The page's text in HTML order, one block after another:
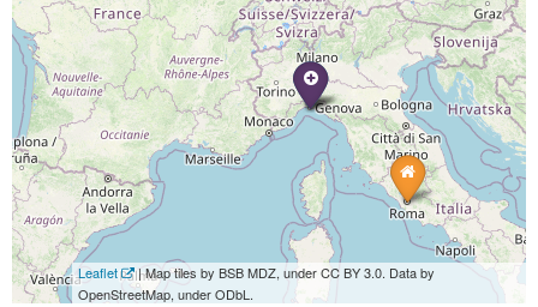
Leaflet
| Map tiles by BSB MDZ, under CC BY 3.0. Data by
OpenStreetMap, under ODbL.